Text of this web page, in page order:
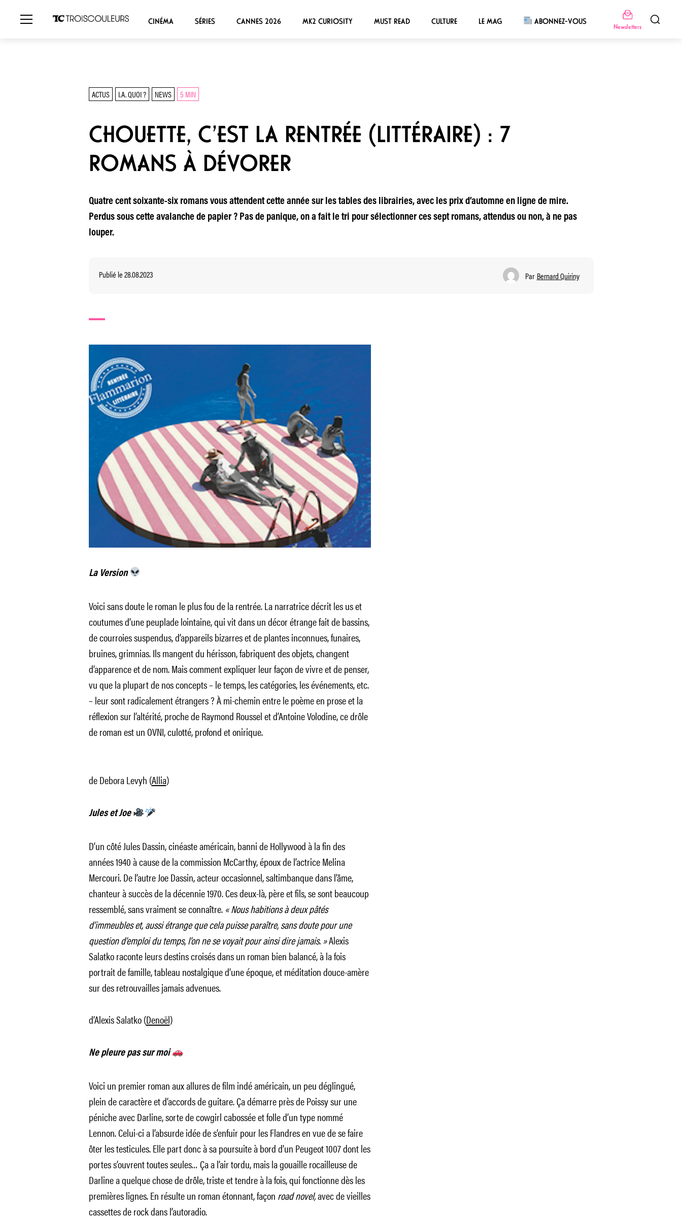
CINÉMA SÉRIES CANNES 2026 MK2 CURIOSITY MUST READ CULTURE LE MAG ABONNEZ-VOUS
Newsletters
ACTUS I.A. QUOI ? NEWS 5 MIN
CHOUETTE, C’EST LA RENTRÉE (LITTÉRAIRE) : 7
ROMANS À DÉVORER
Quatre cent soixante-six romans vous attendent cette année sur les tables des librairies, avec les prix d’automne en ligne de mire.
Perdus sous cette avalanche de papier ? Pas de panique, on a fait le tri pour sélectionner ces sept romans, attendus ou non, à ne pas
louper.
Publié le 28.08.2023 Par Bernard Quiriny
La Version
Voici sans doute le roman le plus fou de la rentrée. La narratrice décrit les us et
coutumes d’une peuplade lointaine, qui vit dans un décor étrange fait de bassins,
de courroies suspendus, d’appareils bizarres et de plantes inconnues, funaires,
bruines, grimnias. Ils mangent du hérisson, fabriquent des objets, changent
d’apparence et de nom. Mais comment expliquer leur façon de vivre et de penser,
vu que la plupart de nos concepts – le temps, les catégories, les événements, etc.
– leur sont radicalement étrangers ? À mi-chemin entre le poème en prose et la
réflexion sur l’altérité, proche de Raymond Roussel et d’Antoine Volodine, ce drôle
de roman est un OVNI, culotté, profond et onirique.
de Debora Levyh (Allia)
Jules et Joe
D’un côté Jules Dassin, cinéaste américain, banni de Hollywood à la fin des
années 1940 à cause de la commission McCarthy, époux de l’actrice Melina
Mercouri. De l’autre Joe Dassin, acteur occasionnel, saltimbanque dans l’âme,
chanteur à succès de la décennie 1970. Ces deux-là, père et fils, se sont beaucoup
ressemblé, sans vraiment se connaître. « Nous habitions à deux pâtés
d’immeubles et, aussi étrange que cela puisse paraître, sans doute pour une
question d’emploi du temps, l’on ne se voyait pour ainsi dire jamais. »Alexis
Salatko raconte leurs destins croisés dans un roman bien balancé, à la fois
portrait de famille, tableau nostalgique d’une époque, et méditation douce-amère
sur des retrouvailles jamais advenues.
d’Alexis Salatko (Denoël)
Ne pleure pas sur moi
Voici un premier roman aux allures de film indé américain, un peu déglingué,
plein de caractère et d’accords de guitare. Ça démarre près de Poissy sur une
péniche avec Darline, sorte de cowgirl cabossée et folle d’un type nommé
Lennon. Celui-ci a l’absurde idée de s’enfuir pour les Flandres en vue de se faire
ôter les testicules. Elle part donc à sa poursuite à bord d’un Peugeot 1007 dont les
portes s’ouvrent toutes seules… Ça a l’air tordu, mais la gouaille rocailleuse de
Darline a quelque chose de drôle, triste et tendre à la fois, qui fonctionne dès les
premières lignes. En résulte un roman étonnant, façon road novel,avec de vieilles
cassettes de rock dans l’autoradio.